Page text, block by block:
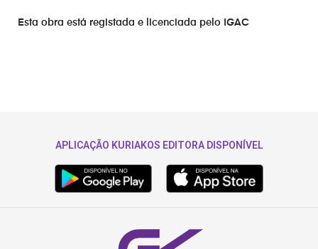
Esta obra está registada e licenciada pelo IGAC
APLICAÇÃO KURIAKOS EDITORA DISPONÍVEL